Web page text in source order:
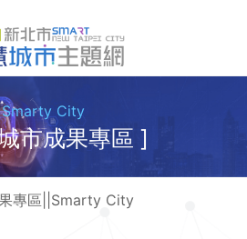
Smarty City
市成果專區 ]
專區||Smarty City